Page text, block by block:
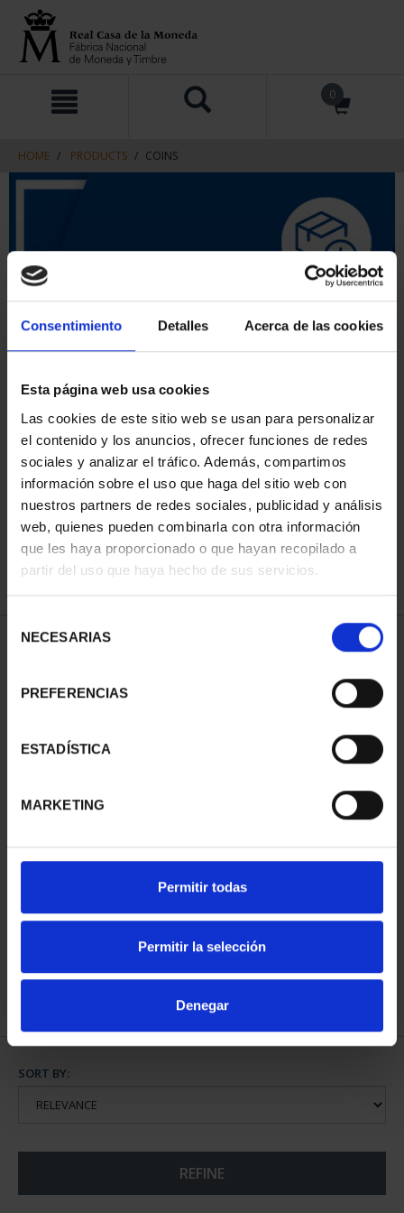
Consentimiento Detalles Acerca de las cookies
Esta página web usa cookies
Las cookies de este sitio web se usan para personalizar
el contenido y los anuncios, ofrecer funciones de redes
sociales y analizar el tráfico. Además, compartimos
información sobre el uso que haga del sitio web con
nuestros partners de redes sociales, publicidad y análisis
web, quienes pueden combinarla con otra información
que les haya proporcionado o que hayan recopilado a
partir del uso que haya hecho de sus servicios.
NECESARIAS
PREFERENCIAS
ESTADÍSTICA
MARKETING
Permitir todas
Permitir la selección
Denegar
navigation
0
HOME PRODUCTS COINS
SORT BY:
REFINE
2 Products found
FIFA WORLD CUP - 1 OZ
€4,760.00
FIFA WORLD CUP - 100
€1,260.00
SORT BY:
REFINE